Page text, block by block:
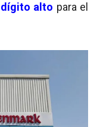
alto para el